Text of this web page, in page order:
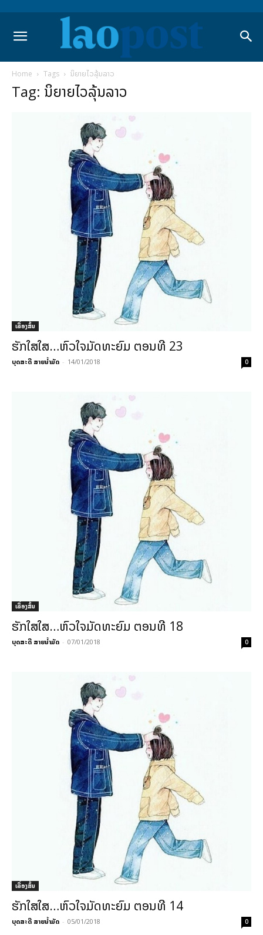
Home Tags ນິຍາຍໄວລຸ້ນລາວ
Tag: ນິຍາຍໄວລຸ້ນລາວ
ເລື່ອງສັ້ນ
ຮັກໃສໃສ…ຫົວໃຈມັດທະຍົມ ຕອນທີ 23
ບຸດສະດີ ສາຍນ້ຳມັດ - 14/01/2018 0
ເລື່ອງສັ້ນ
ຮັກໃສໃສ…ຫົວໃຈມັດທະຍົມ ຕອນທີ 18
ບຸດສະດີ ສາຍນ້ຳມັດ - 07/01/2018 0
ເລື່ອງສັ້ນ
ຮັກໃສໃສ…ຫົວໃຈມັດທະຍົມ ຕອນທີ 14
ບຸດສະດີ ສາຍນ້ຳມັດ - 05/01/2018 0